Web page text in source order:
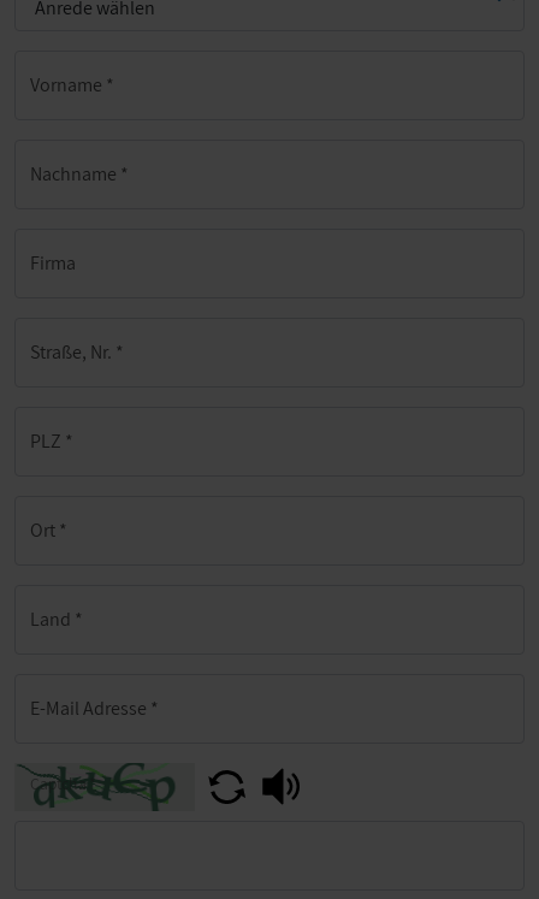
Vorname *
Nachname *
Firma
Straße, Nr. *
PLZ *
Ort*
Land *
E-Mail Adresse *
Captcha *